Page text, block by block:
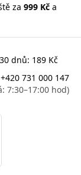
za 999 Kč a
dnů: 189 Kč
+420 731 000 147
7:30–17:00 hod)